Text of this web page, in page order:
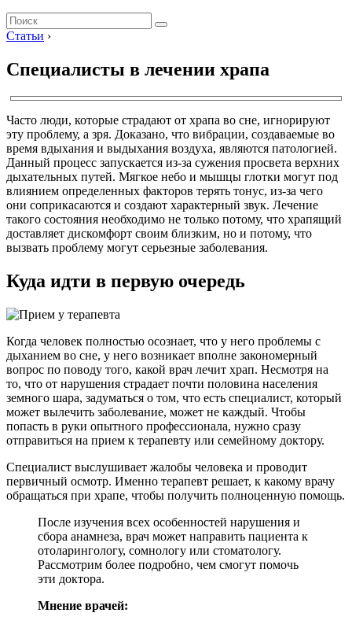
Статьи ›
Специалисты в лечении храпа
Часто люди, которые страдают от храпа во сне, игнорируют
эту проблему, а зря. Доказано, что вибрации, создаваемые во
время вдыхания и выдыхания воздуха, являются патологией.
Данный процесс запускается из-за сужения просвета верхних
дыхательных путей. Мягкое небо и мышцы глотки могут под
влиянием определенных факторов терять тонус, из-за чего
они соприкасаются и создают характерный звук. Лечение
такого состояния необходимо не только потому, что храпящий
доставляет дискомфорт своим близким, но и потому, что
вызвать проблему могут серьезные заболевания.
Куда идти в первую очередь
Когда человек полностью осознает, что у него проблемы с
дыханием во сне, у него возникает вполне закономерный
вопрос по поводу того, какой врач лечит храп. Несмотря на
то, что от нарушения страдает почти половина населения
земного шара, задуматься о том, что есть специалист, который
может вылечить заболевание, может не каждый. Чтобы
попасть в руки опытного профессионала, нужно сразу
отправиться на прием к терапевту или семейному доктору.
Специалист выслушивает жалобы человека и проводит
первичный осмотр. Именно терапевт решает, к какому врачу
обращаться при храпе, чтобы получить полноценную помощь.
После изучения всех особенностей нарушения и
сбора анамнеза, врач может направить пациента к
отоларингологу, сомнологу или стоматологу.
Рассмотрим более подробно, чем смогут помочь
эти доктора.
Мнение врачей: